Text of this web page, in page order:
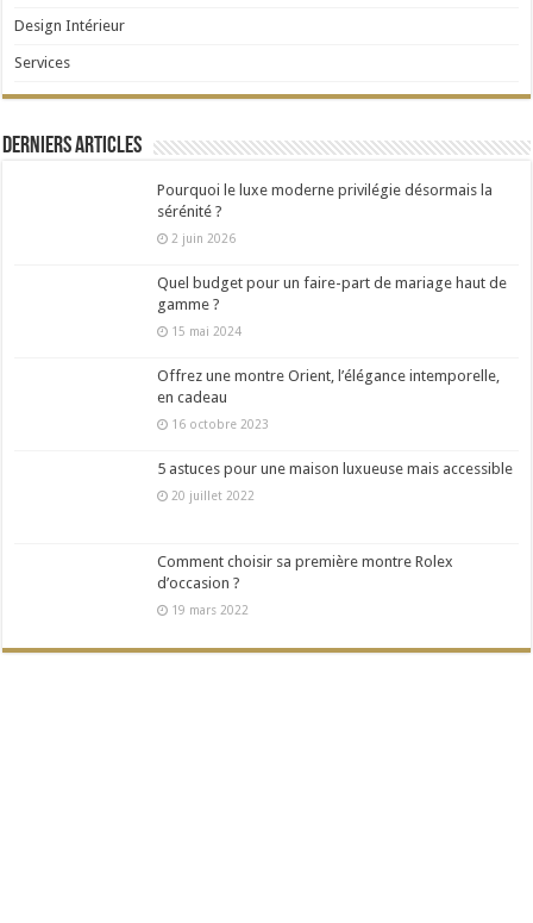
Design Intérieur
Services
Derniers articles
Pourquoi le luxe moderne privilégie désormais la
sérénité ?
2 juin 2026
Quel budget pour un faire-part de mariage haut de
gamme ?
15 mai 2024
Offrez une montre Orient, l’élégance intemporelle,
en cadeau
16 octobre 2023
5 astuces pour une maison luxueuse mais accessible
20 juillet 2022
Comment choisir sa première montre Rolex
d’occasion ?
19 mars 2022